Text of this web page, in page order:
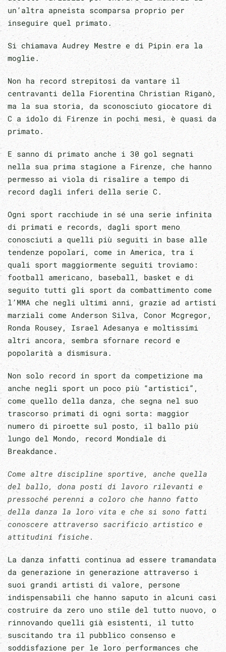
un’altra apneista scomparsa proprio per
inseguire quel primato.
Si chiamava Audrey Mestre e di Pipin era la
moglie.
Non ha record strepitosi da vantare il
centravanti della Fiorentina Christian Riganò,
ma la sua storia, da sconosciuto giocatore di
C a idolo di Firenze in pochi mesi, è quasi da
primato.
E sanno di primato anche i 30 gol segnati
nella sua prima stagione a Firenze, che hanno
permesso ai viola di risalire a tempo di
record dagli inferi della serie C.
Ogni sport racchiude in sé una serie infinita
di primati e records, dagli sport meno
conosciuti a quelli più seguiti in base alle
tendenze popolari, come in America, tra i
quali sport maggiormente seguiti troviamo:
football americano, baseball, basket e di
seguito tutti gli sport da combattimento come
l’MMA che negli ultimi anni, grazie ad artisti
marziali come Anderson Silva, Conor Mcgregor,
Ronda Rousey, Israel Adesanya e moltissimi
altri ancora, sembra sfornare record e
popolarità a dismisura.
Non solo record in sport da competizione ma
anche negli sport un poco più “artistici”,
come quello della danza, che segna nel suo
trascorso primati di ogni sorta: maggior
numero di piroette sul posto, il ballo più
lungo del Mondo, record Mondiale di
Breakdance.
Come altre discipline sportive, anche quella
del ballo, dona posti di lavoro rilevanti e
pressoché perenni a coloro che hanno fatto
della danza la loro vita e che si sono fatti
conoscere attraverso sacrificio artistico e
attitudini fisiche.
La danza infatti continua ad essere tramandata
da generazione in generazione attraverso i
suoi grandi artisti di valore, persone
indispensabili che hanno saputo in alcuni casi
costruire da zero uno stile del tutto nuovo, o
rinnovando quelli già esistenti, il tutto
suscitando tra il pubblico consenso e
soddisfazione per le loro performances che